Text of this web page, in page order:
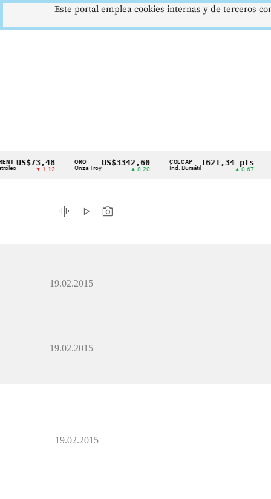
Cintillo
indicadores
económicos
▼ 1.12
ORO
Onza Troy
US$3342,60 COLCAP
Índ. Bursátil
1621,34 pts USD/
Dólar
graphic_eq play_arrow photo_camera
19.02.2015
19.02.2015
19.02.2015
Este portal emplea cookies internas y de terceros